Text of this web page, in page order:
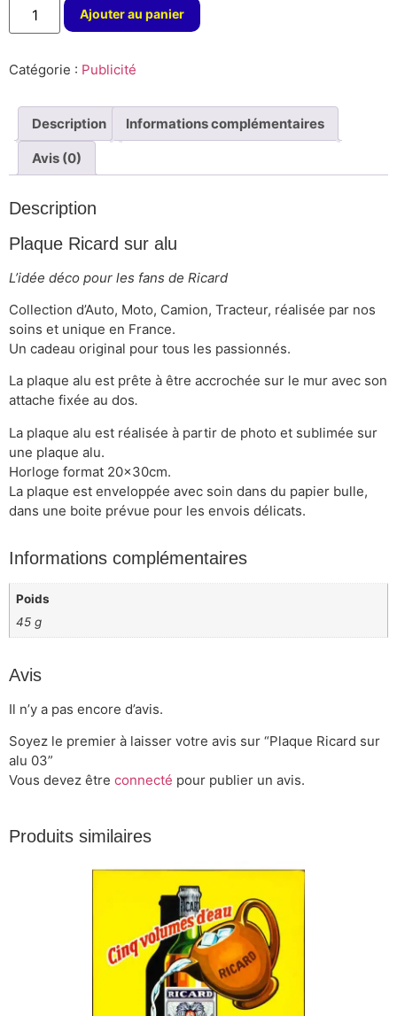
Ajouter au panier
Catégorie : Publicité
Description Informations complémentaires
Avis (0)
Description
Plaque Ricard sur alu
L’idée déco pour les fans de Ricard
Collection d’Auto, Moto, Camion, Tracteur, réalisée par nos
soins et unique en France.
Un cadeau original pour tous les passionnés.
La plaque alu est prête à être accrochée sur le mur avec son
attache fixée au dos.
La plaque alu est réalisée à partir de photo et sublimée sur
une plaque alu.
Horloge format 20x30cm.
La plaque est enveloppée avec soin dans du papier bulle,
dans une boite prévue pour les envois délicats.
Informations complémentaires
Poids
45 g
Avis
Il n’y a pas encore d’avis.
Soyez le premier à laisser votre avis sur “Plaque Ricard sur
alu 03”
Vous devez être connecté pour publier un avis.
Produits similaires